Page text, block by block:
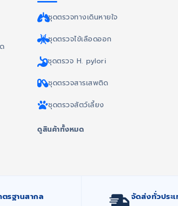
ชุดตรวจทางเดินหายใจ
ชุดตรวจไข้เลือดออก
ชุดตรวจ H. pylori
ชุดตรวจสารเสพติด
ชุดตรวจสัตว์เลี้ยง
ดูสินค้าทั้งหมด
ตรฐานสากล จัดส่งทั่วประ